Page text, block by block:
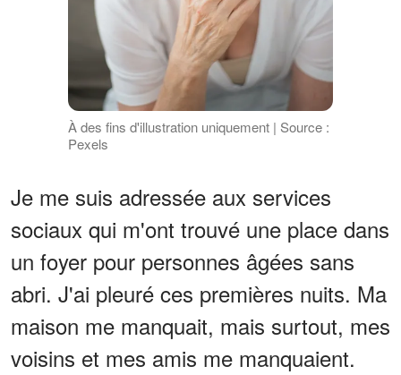
À des fins d'illustration uniquement | Source :
Pexels
Je me suis adressée aux services
sociaux qui m'ont trouvé une place dans
un foyer pour personnes âgées sans
abri. J'ai pleuré ces premières nuits. Ma
maison me manquait, mais surtout, mes
voisins et mes amis me manquaient.